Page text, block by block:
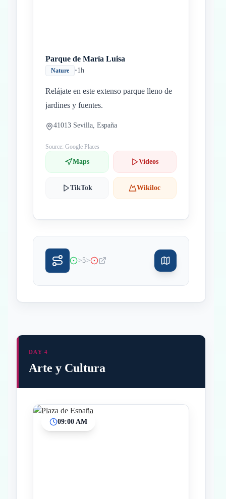
Parque de María Luisa
Nature •1h
Relájate en este extenso parque lleno de
jardines y fuentes.
41013 Sevilla, España
Source: Google Places
Maps Videos
TikTok Wikiloc
>5>
DAY 4
Arte y Cultura
09:00 AM